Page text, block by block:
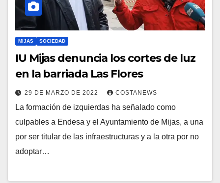
MIJAS SOCIEDAD
IU Mijas denuncia los cortes de luz
en la barriada Las Flores
29 DE MARZO DE 2022 COSTANEWS
La formación de izquierdas ha señalado como
culpables a Endesa y el Ayuntamiento de Mijas, a una
por ser titular de las infraestructuras y a la otra por no
adoptar…